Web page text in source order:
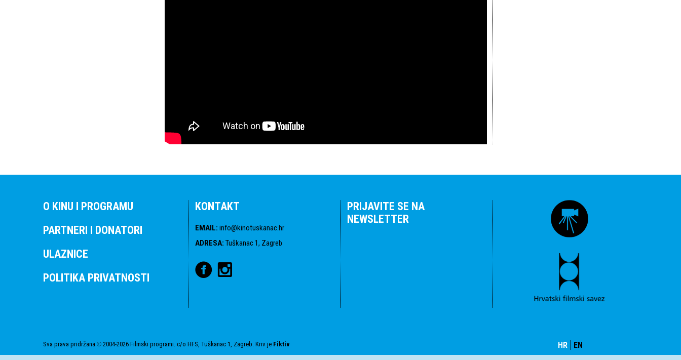
O KINU I PROGRAMU
PARTNERI I DONATORI
ULAZNICE
POLITIKA PRIVATNOSTI
KONTAKT
EMAIL: info@kinotuskanac.hr
ADRESA: Tuškanac 1, Zagreb
PRIJAVITE SE NA
NEWSLETTER
HR EN
Sva prava pridržana © 2004-2026 Filmski programi. c/o HFS, Tuškanac 1, Zagreb. Kriv je Fiktiv